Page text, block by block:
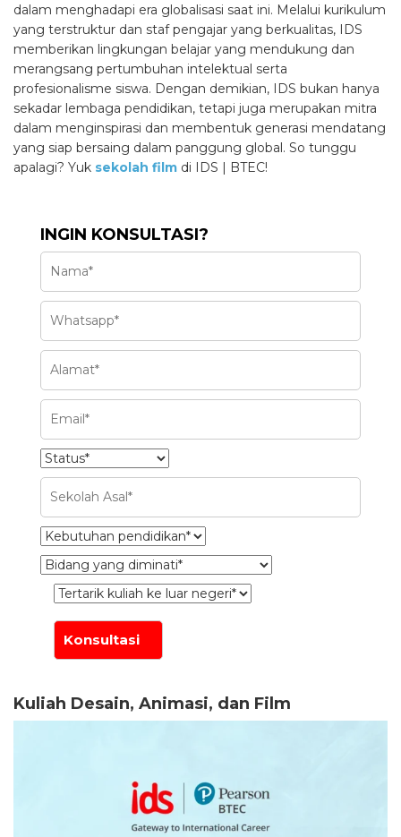
dalam menghadapi era globalisasi saat ini. Melalui kurikulum
yang terstruktur dan staf pengajar yang berkualitas, IDS
memberikan lingkungan belajar yang mendukung dan
merangsang pertumbuhan intelektual serta
profesionalisme siswa. Dengan demikian, IDS bukan hanya
sekadar lembaga pendidikan, tetapi juga merupakan mitra
dalam menginspirasi dan membentuk generasi mendatang
yang siap bersaing dalam panggung global. So tunggu
apalagi? Yuk sekolah film di IDS | BTEC!
INGIN KONSULTASI?
Kuliah Desain, Animasi, dan Film